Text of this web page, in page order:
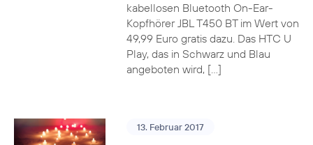
kabellosen Bluetooth On-Ear-
Kopfhörer JBL T450 BT im Wert von
49,99 Euro gratis dazu. Das HTC U
Play, das in Schwarz und Blau
angeboten wird, […]
13. Februar 2017